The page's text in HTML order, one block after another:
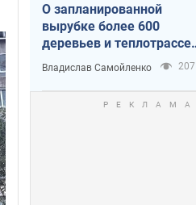
О запланированной
вырубке более 600
деревьев и теплотрассе:
что происходит на
Теремках в Киеве
Владислав Самойленко 207